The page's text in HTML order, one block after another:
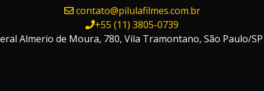
contato@pilulafilmes.com.br
+55 (11) 3805-0739
Almerio de Moura, 780, Vila Tramontano, São Paulo/